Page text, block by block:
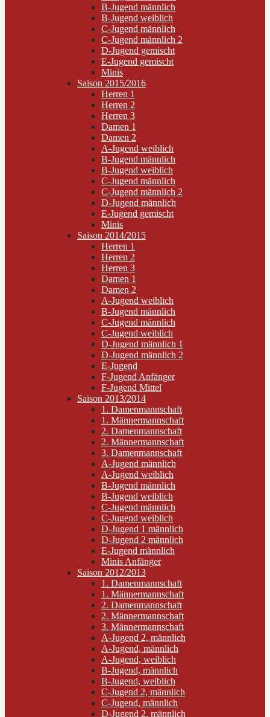
B-Jugend männlich
B-Jugend weiblich
C-Jugend männlich
C-Jugend männlich 2
D-Jugend gemischt
E-Jugend gemischt
Minis
Saison 2015/2016
Herren 1
Herren 2
Herren 3
Damen 1
Damen 2
A-Jugend weiblich
B-Jugend männlich
B-Jugend weiblich
C-Jugend männlich
C-Jugend männlich 2
D-Jugend männlich
E-Jugend gemischt
Minis
Saison 2014/2015
Herren 1
Herren 2
Herren 3
Damen 1
Damen 2
A-Jugend weiblich
B-Jugend männlich
C-Jugend männlich
C-Jugend weiblich
D-Jugend männlich 1
D-Jugend männlich 2
E-Jugend
F-Jugend Anfänger
F-Jugend Mittel
Saison 2013/2014
1. Damenmannschaft
1. Männermannschaft
2. Damenmannschaft
2. Männermannschaft
3. Damenmannschaft
A-Jugend männlich
A-Jugend weiblich
B-Jugend männlich
B-Jugend weiblich
C-Jugend männlich
C-Jugend weiblich
D-Jugend 1 männlich
D-Jugend 2 männlich
E-Jugend männlich
Minis Anfänger
Saison 2012/2013
1. Damenmannschaft
1. Männermannschaft
2. Damenmannschaft
2. Männermannschaft
3. Männermannschaft
A-Jugend 2, männlich
A-Jugend, männlich
A-Jugend, weiblich
B-Jugend, männlich
B-Jugend, weiblich
C-Jugend 2, männlich
C-Jugend, männlich
D-Jugend 2, männlich